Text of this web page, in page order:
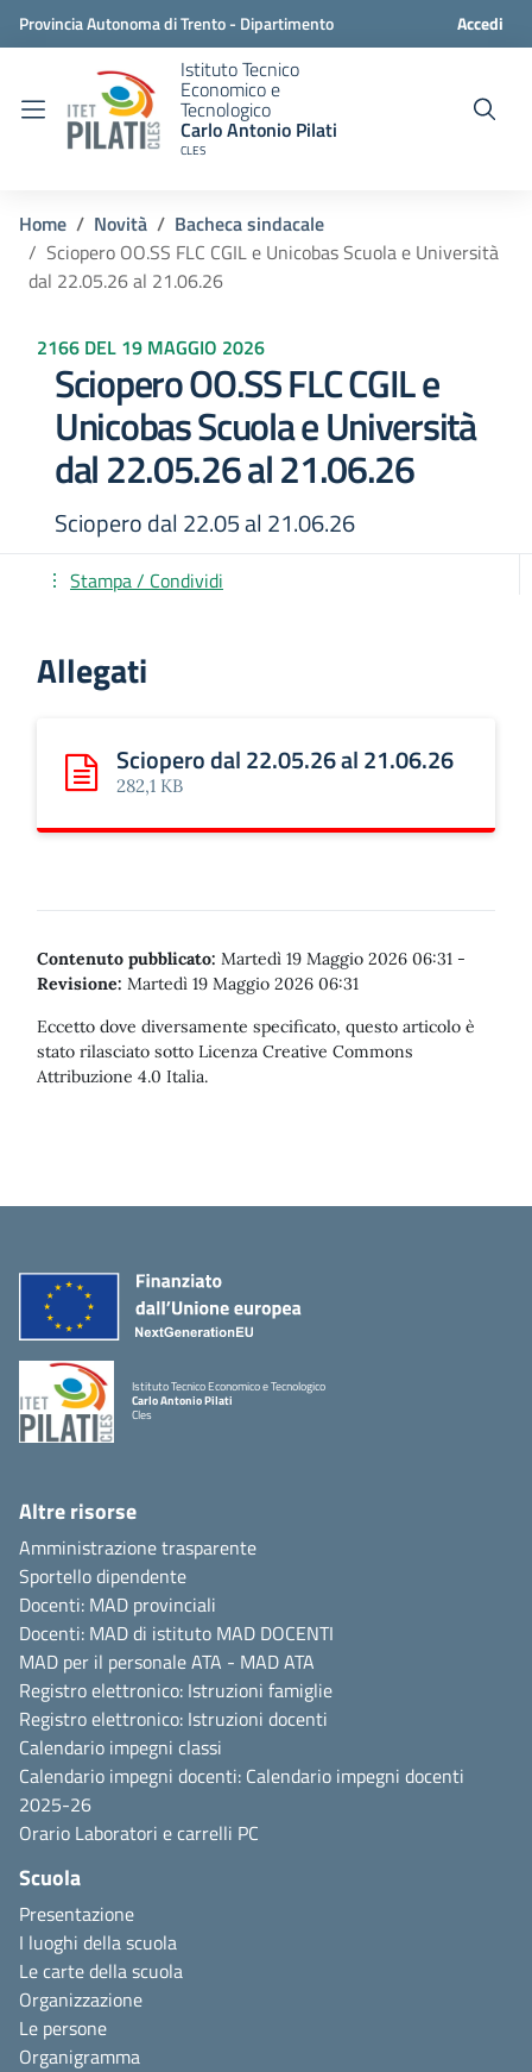
Provincia Autonoma di Trento - Dipartimento
istruzione e cultura
Accedi
Istituto Tecnico
Economico e
Tecnologico
Carlo Antonio Pilati
CLES
Home Novità
Bacheca sindacale
Sciopero OO.SS FLC CGIL e Unicobas Scuola e Università
dal 22.05.26 al 21.06.26
2166 DEL 19 MAGGIO 2026
Sciopero OO.SS FLC CGIL e
Unicobas Scuola e Università
dal 22.05.26 al 21.06.26
Sciopero dal 22.05 al 21.06.26
Stampa / Condividi
Allegati
Scarica: Sciopero dal 22.05.26 al 21.06.26
Sciopero dal 22.05.26 al 21.06.26
282,1 KB
Contenuto pubblicato: Martedì 19 Maggio 2026 06:31 -
Revisione: Martedì 19 Maggio 2026 06:31
Eccetto dove diversamente specificato, questo articolo è
stato rilasciato sotto Licenza Creative Commons
Attribuzione 4.0 Italia.
Istituto Tecnico Economico e Tecnologico
Carlo Antonio Pilati
Cles
Altre risorse
Amministrazione trasparente
Sportello dipendente
Docenti: MAD provinciali
Docenti: MAD di istituto MAD DOCENTI
MAD per il personale ATA - MAD ATA
Registro elettronico: Istruzioni famiglie
Registro elettronico: Istruzioni docenti
Calendario impegni classi
Calendario impegni docenti: Calendario impegni docenti
2025-26
Orario Laboratori e carrelli PC
Scuola
Presentazione
I luoghi della scuola
Le carte della scuola
Organizzazione
Le persone
Organigramma